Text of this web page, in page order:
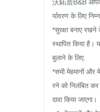
沃鉐居B&B
र्यावरण के लिए
*सुरक्षा बनाए
स्थापित किया
बुलाने के लिए.
*सभी मेहमानों और
रने को निलंबित कर
दावा किया जाएगा।